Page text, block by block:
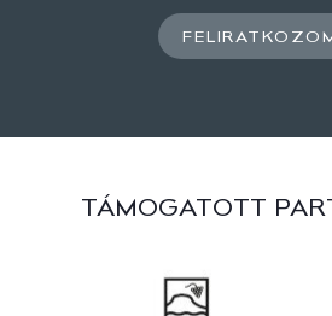
TÁMOGATOTT